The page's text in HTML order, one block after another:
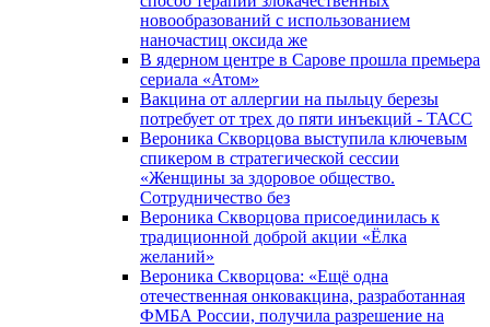
новообразований с использованием
наночастиц оксида же
В ядерном центре в Сарове прошла премьера
сериала «Атом»
Вакцина от аллергии на пыльцу березы
потребует от трех до пяти инъекций - ТАСС
Вероника Скворцова выступила ключевым
спикером в стратегической сессии
«Женщины за здоровое общество.
Сотрудничество без
Вероника Скворцова присоединилась к
традиционной доброй акции «Ёлка
желаний»
Вероника Скворцова: «Ещё одна
отечественная онковакцина, разработанная
ФМБА России, получила разрешение на